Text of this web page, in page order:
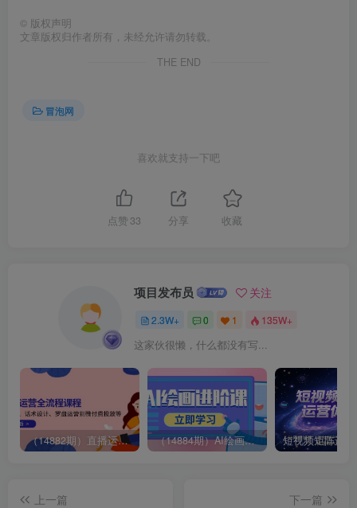
© 版权声明
文章版权归作者所有，未经允许请勿转载。
THE END
冒泡网
喜欢就支持一下吧
点赞 33 分享 收藏
项目发布员 关注
2.3W+ 0 1 135W+
这家伙很懒，什么都没有写...
（14882期）直播运营全流程课程-5月更新：从起号、话术设计、罗盘运营到微付费投放等 （14884期）AI绘画进阶课，涵盖电商摄影等多领域，PS操作与AI工具使用全面教学
上一篇
下一篇